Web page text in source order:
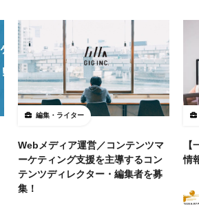
編集・ライター
Webメディア運営／コンテンツマ
ーケティング支援を主導するコン
テンツディレクター・編集者を募
集！
情